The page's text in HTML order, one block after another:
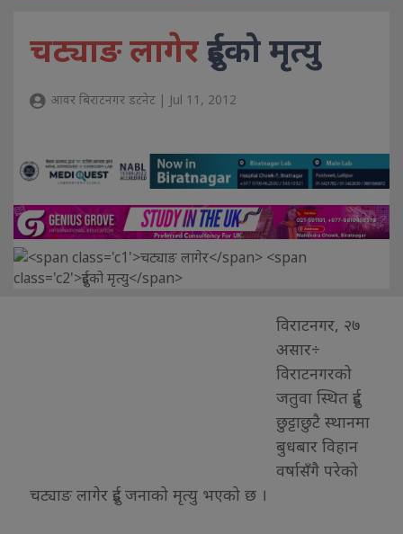
चट्याङ लागेरदुईको मृत्यु
आवर बिराटनगर डटनेट | Jul 11, 2012
विराटनगर, २७
असार÷
विराटनगरको
जतुवा स्थित दुई
छुट्टाछुटै स्थानमा
बुधबार विहान
वर्षासँगै परेको
चट्याङ लागेर दुई जनाको मृत्यु भएको छ ।